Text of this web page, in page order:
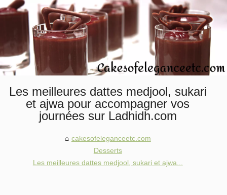
Les meilleures dattes medjool, sukari
et ajwa pour accompagner vos
journées sur Ladhidh.com
cakesofeleganceetc.com
Desserts
Les meilleures dattes medjool, sukari et ajwa...